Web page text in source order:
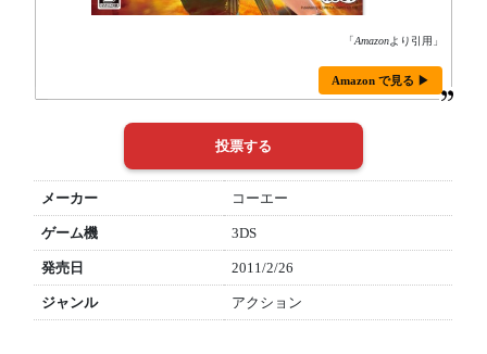
「Amazonより引用」
Amazon で見る ▶
メーカー コーエー
ゲーム機 3DS
発売日 2011/2/26
ジャンル アクション